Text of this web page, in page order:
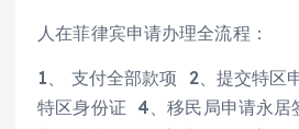
人在菲律宾申请办理全流程：
1、 支付全部款项 2、提交特区
特区身份证 4、移民局申请永